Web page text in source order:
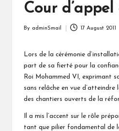
Cour d’appel
By adminSmail 17 August 2011
Lors de la cérémonie
part de sa fierté pour la
Roi Mohammed VI, exprimant
sans relâche en vue d’atteindre
des chantiers ouverts de la
Il a mis l’accent sur le rôle
tant que pilier fondamental de